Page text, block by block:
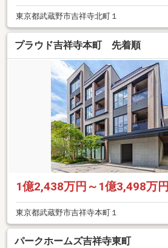
東京都武蔵野市吉祥寺北町１
プラウド吉祥寺本町 先着順
1億2,438万円～1億3,498万円
東京都武蔵野市吉祥寺本町１
パークホームズ吉祥寺東町